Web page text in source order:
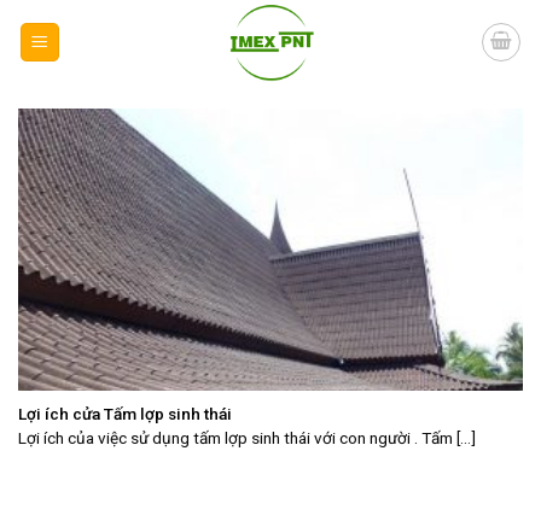
Lợi ích cửa Tấm lợp sinh thái
Lợi ích của việc sử dụng tấm lợp sinh thái với con người . Tấm [...]